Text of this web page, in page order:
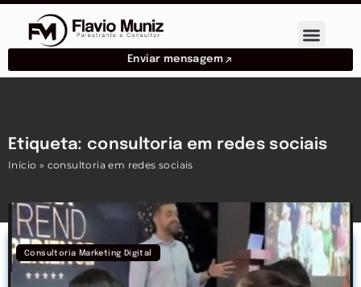
Enviar mensagem
Etiqueta: consultoria em redes sociais
Início » consultoria em redes sociais
Consultoria Marketing Digital